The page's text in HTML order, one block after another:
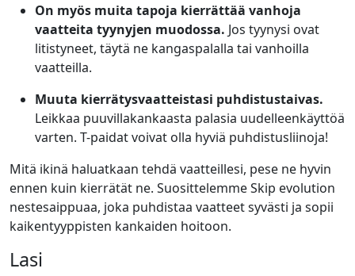
On myös muita tapoja kierrättää vanhoja
vaatteita tyynyjen muodossa. Jos tyynysi ovat
litistyneet, täytä ne kangaspalalla tai vanhoilla
vaatteilla.
Muuta kierrätysvaatteistasi puhdistustaivas.
Leikkaa puuvillakankaasta palasia uudelleenkäyttöä
varten. T-paidat voivat olla hyviä puhdistusliinoja!
Mitä ikinä haluatkaan tehdä vaatteillesi, pese ne hyvin
ennen kuin kierrätät ne. Suosittelemme Skip evolution
nestesaippuaa, joka puhdistaa vaatteet syvästi ja sopii
kaikentyyppisten kankaiden hoitoon.
Lasi